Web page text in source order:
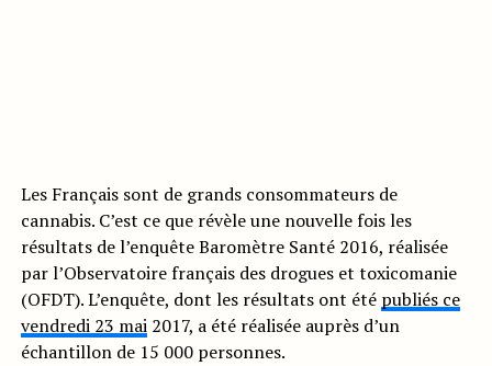
Les Français sont de grands consommateurs de
cannabis. C’est ce que révèle une nouvelle fois les
résultats de l’enquête Baromètre Santé 2016, réalisée
par l’Observatoire français des drogues et toxicomanie
(OFDT). L’enquête, dont les résultats ont été publiés ce
vendredi 23 mai2017, a été réalisée auprès d’un
échantillon de 15 000 personnes.